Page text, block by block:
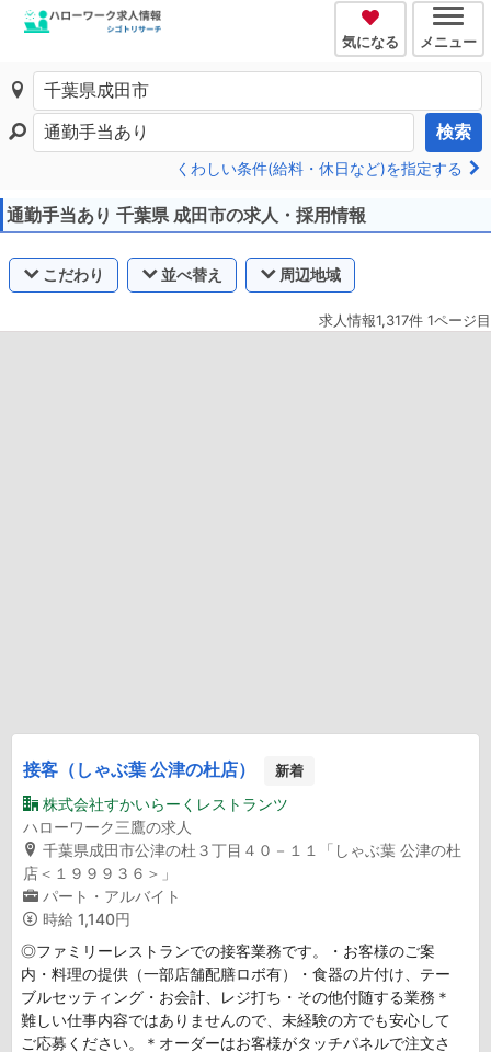
気になる メニュー
検索
くわしい条件(給料・休日など)を指定する
通勤手当あり 千葉県 成田市の求人・採用情報
こだわり 並べ替え 周辺地域
求人情報1,317件 1ページ目
接客（しゃぶ葉 公津の杜店） 新着
株式会社すかいらーくレストランツ
ハローワーク三鷹の求人
千葉県成田市公津の杜３丁目４０－１１「しゃぶ葉 公津の杜
店＜１９９９３６＞」
パート・アルバイト
時給 1,140円
◎ファミリーレストランでの接客業務です。・お客様のご案
内・料理の提供（一部店舗配膳ロボ有）・食器の片付け、テー
ブルセッティング・お会計、レジ打ち・その他付随する業務＊
難しい仕事内容ではありませんので、未経験の方でも安心して
ご応募ください。＊オーダーはお客様がタッチパネルで注文さ